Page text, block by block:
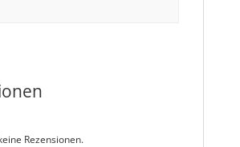
Rezensionen.